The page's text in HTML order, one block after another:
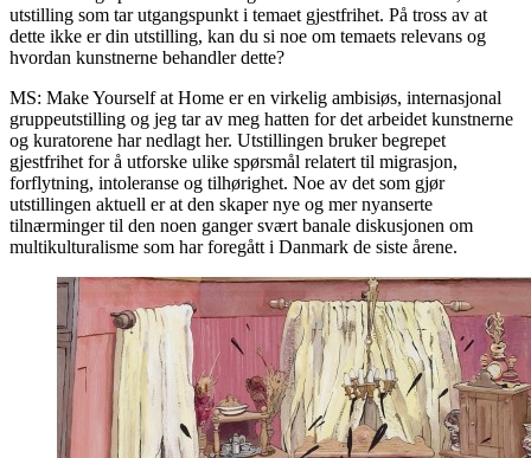
utstilling som tar utgangspunkt i temaet gjestfrihet. På tross av at
dette ikke er din utstilling, kan du si noe om temaets relevans og
hvordan kunstnerne behandler dette?
MS: Make Yourself at Home er en virkelig ambisiøs, internasjonal
gruppeutstilling og jeg tar av meg hatten for det arbeidet kunstnerne
og kuratorene har nedlagt her. Utstillingen bruker begrepet
gjestfrihet for å utforske ulike spørsmål relatert til migrasjon,
forflytning, intoleranse og tilhørighet. Noe av det som gjør
utstillingen aktuell er at den skaper nye og mer nyanserte
tilnærminger til den noen ganger svært banale diskusjonen om
multikulturalisme som har foregått i Danmark de siste årene.